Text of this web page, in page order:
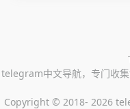
telegram中文导航，专门收
Copyright © 2018- 2026